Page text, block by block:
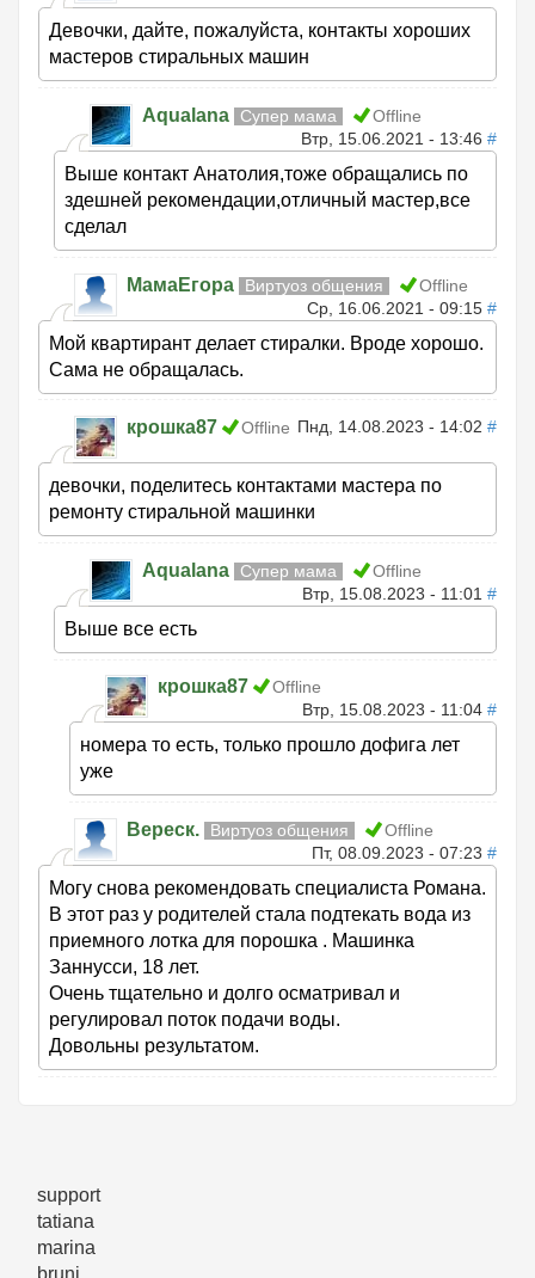
Девочки, дайте, пожалуйста, контакты хороших
мастеров стиральных машин
Aqualana Супер мама
Offline
Втр, 15.06.2021 - 13:46 #
Выше контакт Анатолия,тоже обращались по
здешней рекомендации,отличный мастер,все
сделал
МамаЕгора Виртуоз общения
Offline
Ср, 16.06.2021 - 09:15 #
Мой квартирант делает стиралки. Вроде хорошо.
Сама не обращалась.
крошка87 Offline Пнд, 14.08.2023 - 14:02 #
девочки, поделитесь контактами мастера по
ремонту стиральной машинки
Aqualana Супер мама
Offline
Втр, 15.08.2023 - 11:01 #
Выше все есть
крошка87
Offline
Втр, 15.08.2023 - 11:04 #
номера то есть, только прошло дофига лет
уже
Вереск. Виртуоз общения
Offline
Пт, 08.09.2023 - 07:23 #
Могу снова рекомендовать специалиста Романа.
В этот раз у родителей стала подтекать вода из
приемного лотка для порошка . Машинка
Заннусси, 18 лет.
Очень тщательно и долго осматривал и
регулировал поток подачи воды.
Довольны результатом.
support
tatiana
marina
bruni